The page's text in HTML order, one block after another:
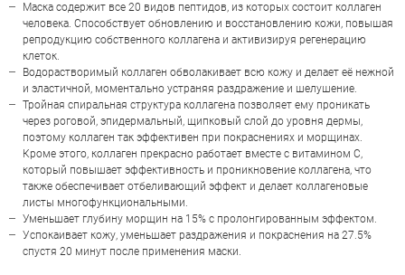
ОЦЕНКА
Отправить
Маска содержит все 20 видов пептидов, из которых состоит коллаген
человека. Способствует обновлению и восстановлению кожи, повышая
репродукцию собственного коллагена и активизируя регенерацию
клеток.
Водорастворимый коллаген обволакивает всю кожу и делает её нежной
и эластичной, моментально устраняя раздражение и шелушение.
Тройная спиральная структура коллагена позволяет ему проникать
через роговой, эпидермальный, щипковый слой до уровня дермы,
поэтому коллаген так эффективен при покраснениях и морщинах.
Кроме этого, коллаген прекрасно работает вместе с витамином С,
который повышает эффективность и проникновение коллагена, что
также обеспечивает отбеливающий эффект и делает коллагеновые
листы многофункциональными.
Уменьшает глубину морщин на 15% с пролонгированным эффектом.
Успокаивает кожу, уменьшает раздражения и покраснения на 27.5%
спустя 20 минут после применения маски.